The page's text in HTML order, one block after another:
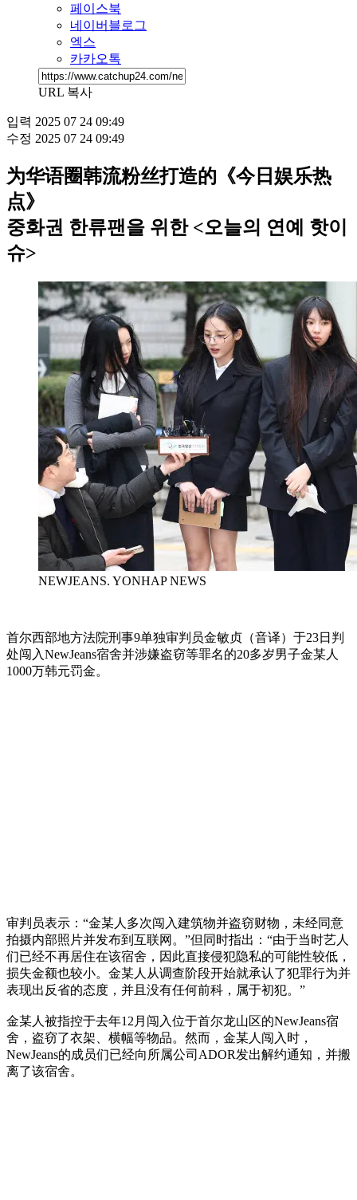
페이스북
네이버블로그
엑스
카카오톡
URL 복사
입력 2025 07 24 09:49
수정 2025 07 24 09:49
为华语圈韩流粉丝打造的《今日娱乐热
点》
중화권 한류팬을 위한 <오늘의 연예 핫이
슈>
NEWJEANS. YONHAP NEWS
首尔西部地方法院刑事9单独审判员金敏贞（音译）于23日判
处闯入NewJeans宿舍并涉嫌盗窃等罪名的20多岁男子金某人
1000万韩元罚金。
审判员表示：“金某人多次闯入建筑物并盗窃财物，未经同意
拍摄内部照片并发布到互联网。”但同时指出：“由于当时艺人
们已经不再居住在该宿舍，因此直接侵犯隐私的可能性较低，
损失金额也较小。金某人从调查阶段开始就承认了犯罪行为并
表现出反省的态度，并且没有任何前科，属于初犯。”
金某人被指控于去年12月闯入位于首尔龙山区的NewJeans宿
舍，盗窃了衣架、横幅等物品。然而，金某人闯入时，
NewJeans的成员们已经向所属公司ADOR发出解约通知，并搬
离了该宿舍。